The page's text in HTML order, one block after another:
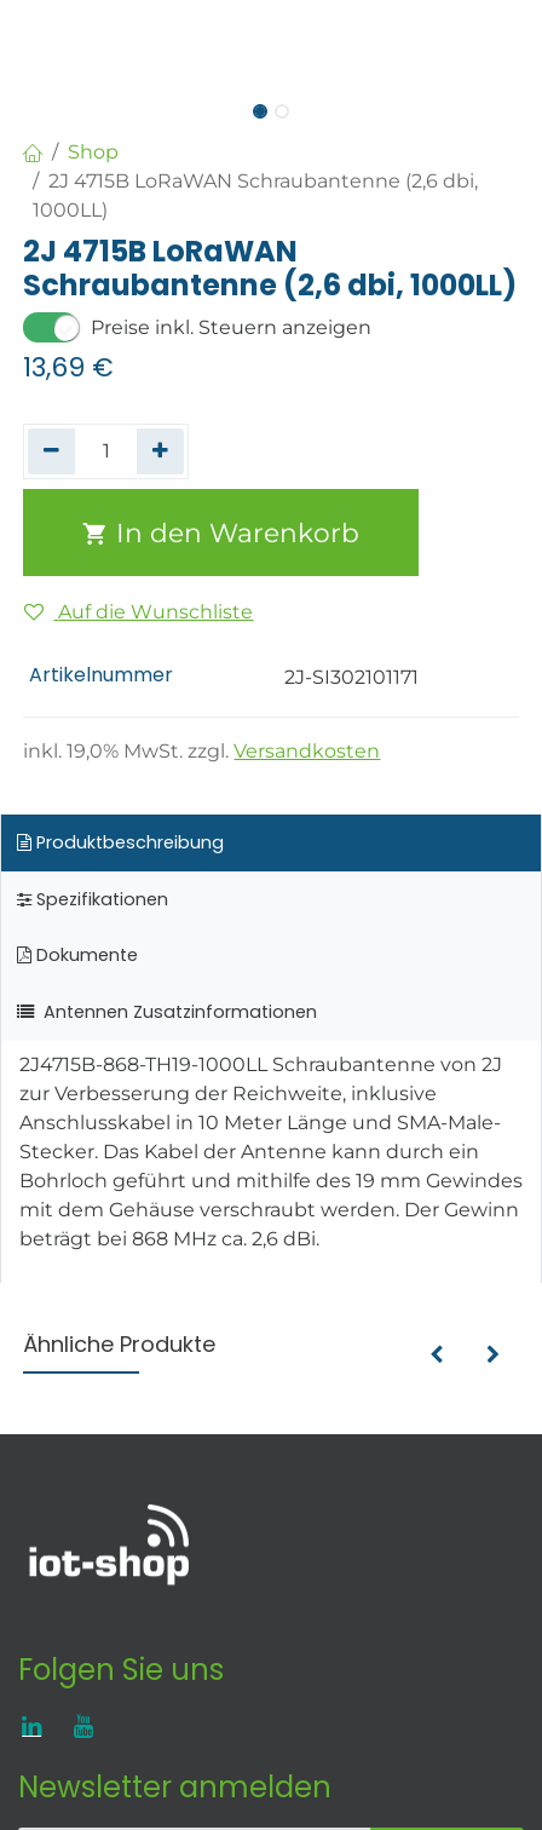
Shop
2J 4715B LoRaWAN Schraubantenne (2,6 dbi,
1000LL)
2J 4715B LoRaWAN
Schraubantenne (2,6 dbi, 1000LL)
Preise inkl. Steuern anzeigen
13,69 €
In den Warenkorb
Auf die Wunschliste
Artikelnummer 2J-SI302101171
inkl.19,0% MwSt. zzgl.Versandkosten
Produktbeschreibung
Spezifikationen
Dokumente
Antennen Zusatzinformationen
2J4715B-868-TH19-1000LL Schraubantenne von 2J
zur Verbesserung der Reichweite, inklusive
Anschlusskabel in 10 Meter Länge und SMA-Male-
Stecker. Das Kabel der Antenne kann durch ein
Bohrloch geführt und mithilfe des 19 mm Gewindes
mit dem Gehäuse verschraubt werden. Der Gewinn
beträgt bei 868 MHz ca. 2,6 dBi.
Ähnliche Produkte
Folgen Sie uns
Newsletter anmelden